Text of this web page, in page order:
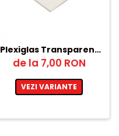
Plexiglas Transparent
12mm – 500x1000mm
de la 7,00 RON
VEZI VARIANTE